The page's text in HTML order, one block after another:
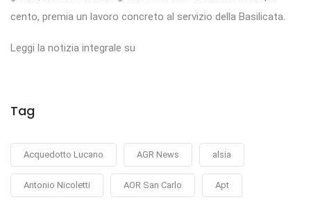
cento, premia un lavoro concreto al servizio della Basilicata.
Leggi la notizia integrale su
Tag
Acquedotto Lucano AGR News alsia
Antonio Nicoletti AOR San Carlo Apt